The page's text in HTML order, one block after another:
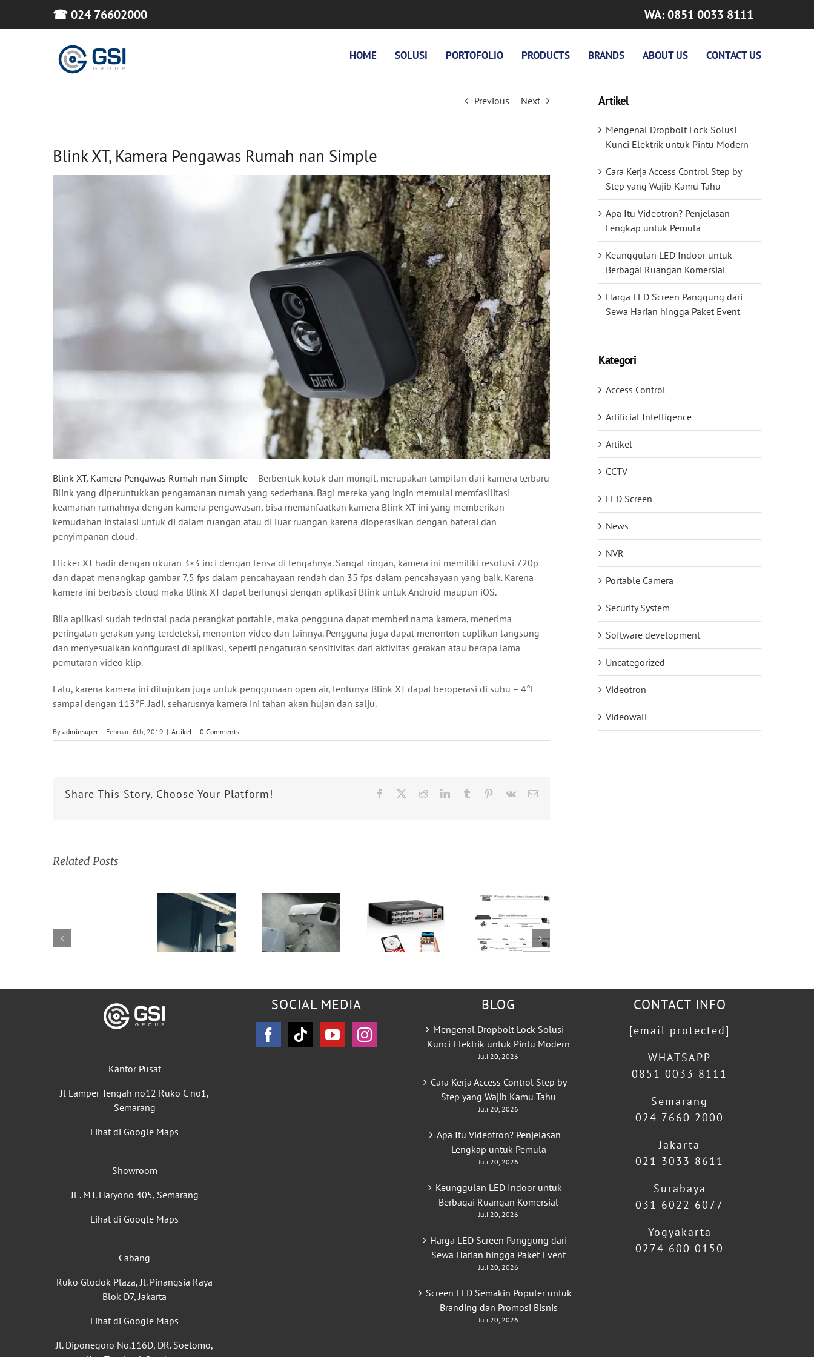
☎ 024 76602000 WA: 0851 0033 8111
HOME SOLUSI PORTOFOLIO PRODUCTS BRANDS ABOUT US CONTACT US
Previous Next
Blink XT, Kamera Pengawas Rumah nan Simple
Blink XT, Kamera Pengawas Rumah nan Simple – Berbentuk kotak dan mungil, merupakan tampilan dari kamera terbaru
Blink yang diperuntukkan pengamanan rumah yang sederhana. Bagi mereka yang ingin memulai memfasilitasi
keamanan rumahnya dengan kamera pengawasan, bisa memanfaatkan kamera Blink XT ini yang memberikan
kemudahan instalasi untuk di dalam ruangan atau di luar ruangan karena dioperasikan dengan baterai dan
penyimpanan cloud.
Flicker XT hadir dengan ukuran 3×3 inci dengan lensa di tengahnya. Sangat ringan, kamera ini memiliki resolusi 720p
dan dapat menangkap gambar 7,5 fps dalam pencahayaan rendah dan 35 fps dalam pencahayaan yang baik. Karena
kamera ini berbasis cloud maka Blink XT dapat berfungsi dengan aplikasi Blink untuk Android maupun iOS.
Bila aplikasi sudah terinstal pada perangkat portable, maka pengguna dapat memberi nama kamera, menerima
peringatan gerakan yang terdeteksi, menonton video dan lainnya. Pengguna juga dapat menonton cuplikan langsung
dan menyesuaikan konfigurasi di aplikasi, seperti pengaturan sensitivitas dari aktivitas gerakan atau berapa lama
pemutaran video klip.
Lalu, karena kamera ini ditujukan juga untuk penggunaan open air, tentunya Blink XT dapat beroperasi di suhu – 4°F
sampai dengan 113°F. Jadi, seharusnya kamera ini tahan akan hujan dan salju.
By adminsuper | Februari 6th, 2019 | Artikel | 0 Comments
Share This Story, Choose Your Platform! Facebook RedditLinkedInTumblr Pinterest
Vk Email
Related Posts
Artikel
Mengenal Dropbolt Lock Solusi
Kunci Elektrik untuk Pintu Modern
Cara Kerja Access Control Step by
Step yang Wajib Kamu Tahu
Apa Itu Videotron? Penjelasan
Lengkap untuk Pemula
Keunggulan LED Indoor untuk
Berbagai Ruangan Komersial
Harga LED Screen Panggung dari
Sewa Harian hingga Paket Event
Kategori
Access Control
Artificial Intelligence
Artikel
CCTV
LED Screen
News
NVR
Portable Camera
Security System
Software development
Uncategorized
Videotron
Videowall
Kantor Pusat
Jl Lamper Tengah no12 Ruko C no1,
Semarang
Lihat di Google Maps
Showroom
Jl . MT. Haryono 405, Semarang
Lihat di Google Maps
Cabang
Ruko Glodok Plaza, Jl. Pinangsia Raya
Blok D7, Jakarta
Lihat di Google Maps
Jl. Diponegoro No.116D, DR. Soetomo,
SOCIAL MEDIA BLOG
Mengenal Dropbolt Lock Solusi
Kunci Elektrik untuk Pintu Modern
Juli 20, 2026
Cara Kerja Access Control Step by
Step yang Wajib Kamu Tahu
Juli 20, 2026
Apa Itu Videotron? Penjelasan
Lengkap untuk Pemula
Juli 20, 2026
Keunggulan LED Indoor untuk
Berbagai Ruangan Komersial
Juli 20, 2026
Harga LED Screen Panggung dari
Sewa Harian hingga Paket Event
Juli 20, 2026
Screen LED Semakin Populer untuk
Branding dan Promosi Bisnis
Juli 20, 2026
CONTACT INFO
[email protected]
WHATSAPP
0851 0033 8111
Semarang
024 7660 2000
Jakarta
021 3033 8611
Surabaya
031 6022 6077
Yogyakarta
0274 600 0150